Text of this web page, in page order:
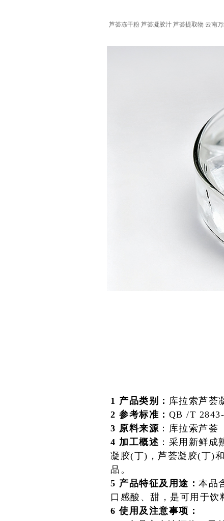
芦荟冻干粉 芦荟凝胶汁 芦荟提取物 云南
1 产品类别： 库拉索芦荟
2 参考标准： QB /T
3 原料来源 ：库拉索芦荟
4 加工概述 ：采用新鲜
凝胶(丁)，芦荟凝胶(丁)
品。
5 产品特征及用途： 本品
口感酸、甜，是可用于
6 使用及注意事项：